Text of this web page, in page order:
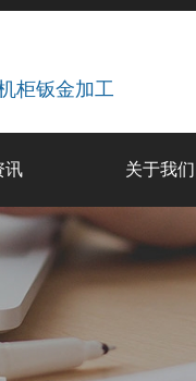
柜钣金加工
讯 关于我们